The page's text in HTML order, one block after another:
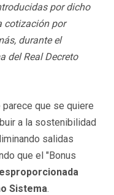
por dicho
cotización por
durante el
del Real Decreto
parece que se quiere
a la sostenibilidad
salidas
que el "Bonus
Sistema.